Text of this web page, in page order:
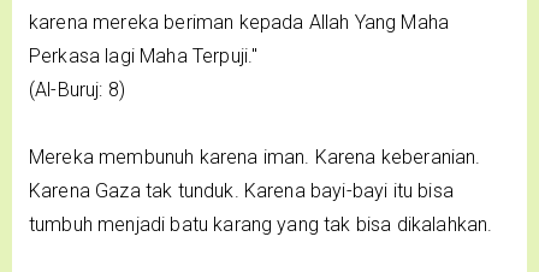
karena mereka beriman kepada Allah Yang Maha
Perkasa lagi Maha Terpuji."
(Al-Buruj: 8)
Mereka membunuh karena iman. Karena keberanian.
Karena Gaza tak tunduk. Karena bayi-bayi itu bisa
tumbuh menjadi batu karang yang tak bisa dikalahkan.